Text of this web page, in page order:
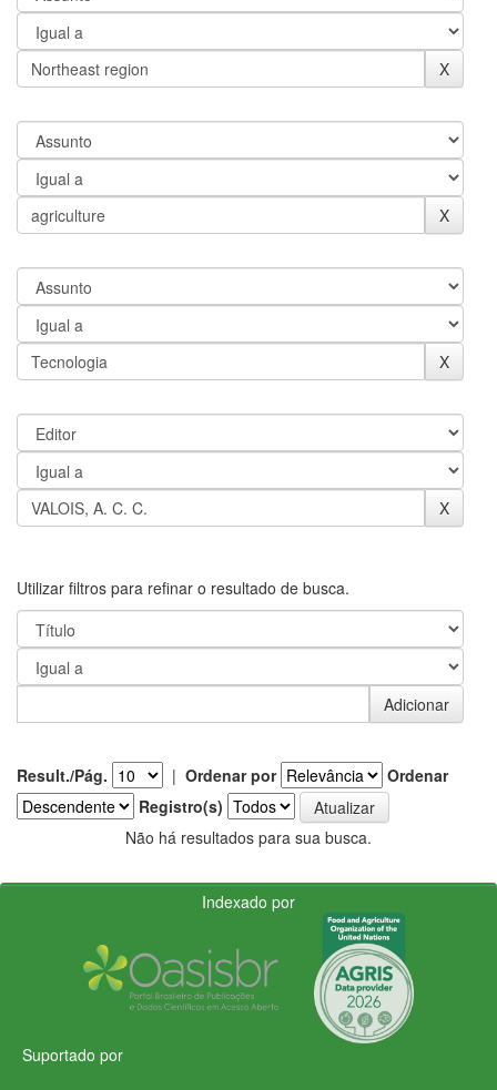
Utilizar filtros para refinar o resultado de busca.
Result./Pág. | Ordenar por
Ordenar
Registro(s)
Não há resultados para sua busca.
Indexado por
Suportado por